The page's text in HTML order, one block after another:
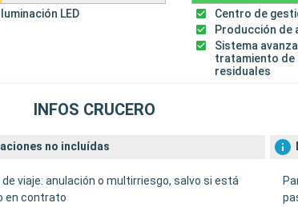
Iluminación LED
Centro de
Producción de
Sistema
tratamiento de
residuales
INFOS CRUCERO
no incluídas
de viaje: anulación o multirriesgo, salvo si está
en contrato